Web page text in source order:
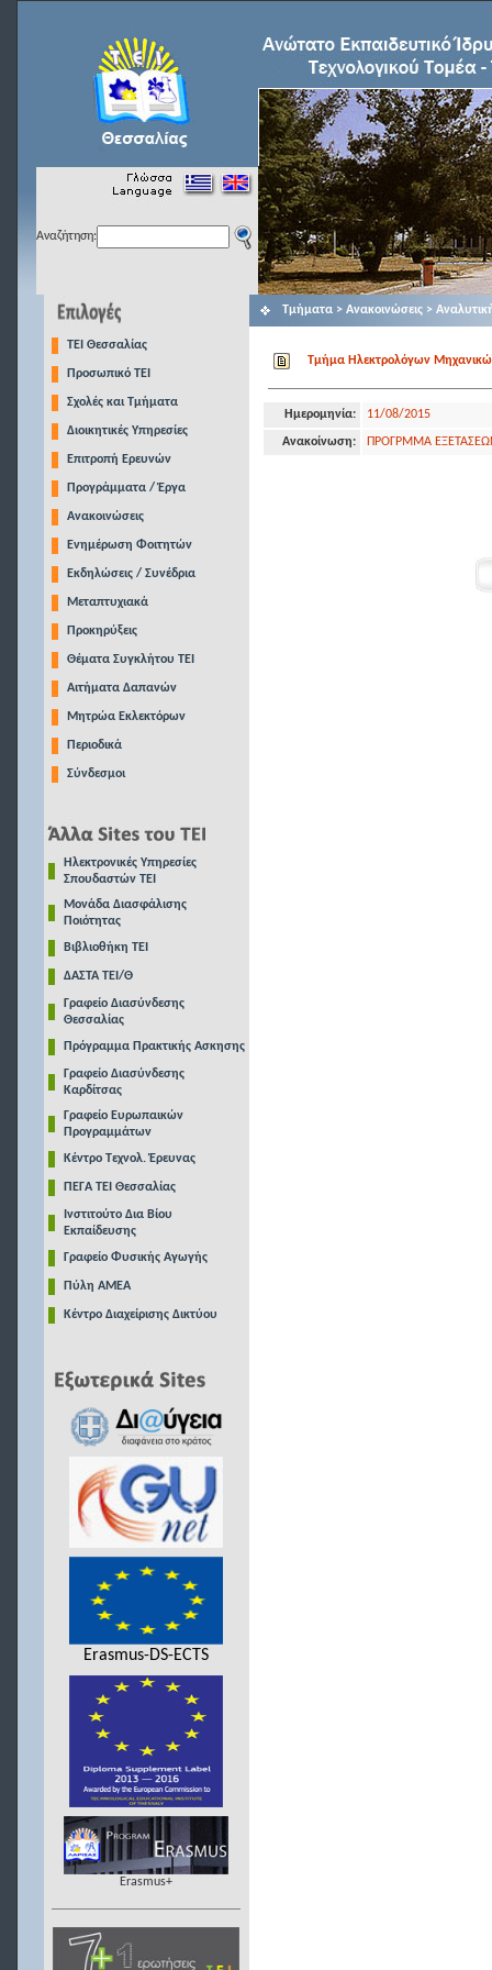
Αναζήτηση:
TEI Θεσσαλίας
Προσωπικό ΤΕΙ
Σχολές και Τμήματα
Διοικητικές Υπηρεσίες
Επιτροπή Ερευνών
Προγράμματα / Έργα
Ανακοινώσεις
Ενημέρωση Φοιτητών
Εκδηλώσεις / Συνέδρια
Μεταπτυχιακά
Προκηρύξεις
Θέματα Συγκλήτου ΤΕΙ
Αιτήματα Δαπανών
Μητρώα Εκλεκτόρων
Περιοδικά
Σύνδεσμοι
Ηλεκτρονικές Υπηρεσίες
Σπουδαστών ΤΕΙ
Μονάδα Διασφάλισης
Ποιότητας
Βιβλιοθήκη ΤΕΙ
ΔΑΣΤΑ ΤΕΙ/Θ
Γραφείο Διασύνδεσης
Θεσσαλίας
Πρόγραμμα Πρακτικής Ασκησης
Γραφείο Διασύνδεσης
Καρδίτσας
Γραφείο Ευρωπαικών
Προγραμμάτων
Κέντρο Τεχνολ. Έρευνας
ΠΕΓΑ ΤΕΙ Θεσσαλίας
Ινστιτούτο Δια Βίου
Εκπαίδευσης
Γραφείο Φυσικής Αγωγής
Πύλη ΑΜΕΑ
Κέντρο Διαχείρισης Δικτύου
Erasmus-DS-ECTS
Erasmus+
Τμήματα > Ανακοινώσεις >
Τμήμα Ηλεκτρολόγων Μηχανικών
Ημερομηνία: 11/08/2015
Ανακοίνωση: ΠΡΟΓΡΜΜΑ